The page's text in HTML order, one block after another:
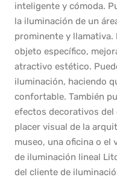
inteligente y cómoda.
la iluminación de un
prominente y llamativa.
objeto específico,
atractivo estético.
iluminación, haciendo
confortable. También
efectos decorativos del
placer visual de la
museo, una oficina o el
de iluminación lineal
del cliente de